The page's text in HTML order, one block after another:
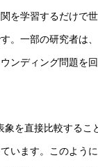
を学習するだけで
。一部の研究者は
ンディング問題を
を直接比較する
います。このよう